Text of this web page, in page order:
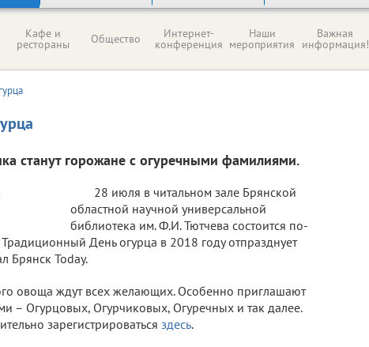
Кафе и
рестораны Общество Интернет-
конференция
Наши
мероприятия
Важная
информация!
станут горожане с огуречными фамилиями.
28 июля в читальном зале Брянской
областной научной универсальной
библиотека им. Ф.И. Тютчева состоится по-
День огурца в 2018 году отпразднует
Брянск Today.
овоща ждут всех желающих. Особенно приглашают
– Огурцовых, Огурчиковых, Огуречных и так далее.
зарегистрироваться здесь.